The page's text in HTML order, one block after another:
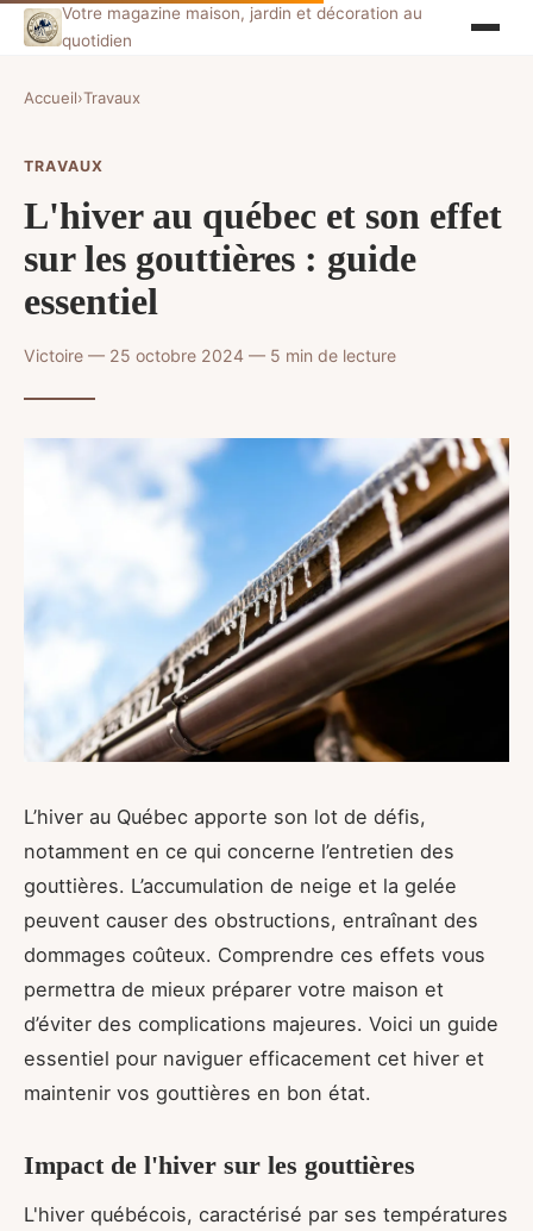
Votre magazine maison, jardin et décoration au
quotidien
Accueil›Travaux
TRAVAUX
L'hiver au québec et son effet
sur les gouttières : guide
essentiel
Victoire — 25 octobre 2024 — 5 min de lecture
L’hiver au Québec apporte son lot de défis,
notamment en ce qui concerne l’entretien des
gouttières. L’accumulation de neige et la gelée
peuvent causer des obstructions, entraînant des
dommages coûteux. Comprendre ces effets vous
permettra de mieux préparer votre maison et
d’éviter des complications majeures. Voici un guide
essentiel pour naviguer efficacement cet hiver et
maintenir vos gouttières en bon état.
Impact de l'hiver sur les gouttières
L'hiver québécois, caractérisé par ses températures